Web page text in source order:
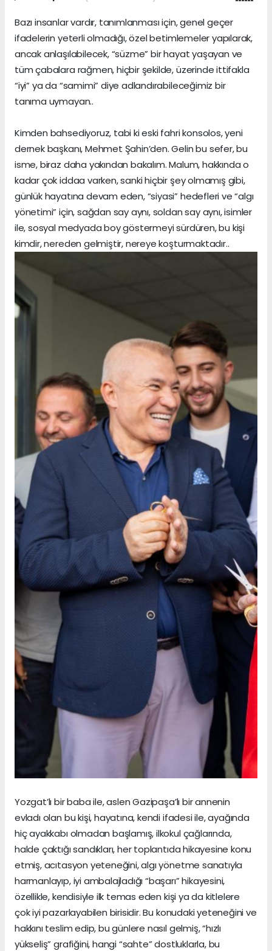
Bazı insanlar vardır, tanımlanması için, genel geçer
ifadelerin yeterli olmadığı, özel betimlemeler yapılarak,
ancak anlaşılabilecek, “süzme” bir hayat yaşayan ve
tüm çabalara rağmen, hiçbir şekilde, üzerinde ittifakla
“iyi” ya da “samimi” diye adlandırabileceğimiz bir
tanıma uymayan..
Kimden bahsediyoruz, tabi ki eski fahri konsolos, yeni
dernek başkanı, Mehmet Şahin’den. Gelin bu sefer, bu
isme, biraz daha yakından bakalım. Malum, hakkında o
kadar çok iddaa varken, sanki hiçbir şey olmamış gibi,
günlük hayatına devam eden, “siyasi” hedefleri ve “algı
yönetimi” için, sağdan say aynı, soldan say aynı, isimler
ile, sosyal medyada boy göstermeyi sürdüren, bu kişi
kimdir, nereden gelmiştir, nereye koşturmaktadır..
Yozgat’lı bir baba ile, aslen Gazipaşa’lı bir annenin
evladı olan bu kişi, hayatına, kendi ifadesi ile, ayağında
hiç ayakkabı olmadan başlamış, ilkokul çağlarında,
halde çaktığı sandıkları, her toplantıda hikayesine konu
etmiş, acıtasyon yeteneğini, algı yönetme sanatıyla
harmanlayıp, iyi ambalajladığı “başarı” hikayesini,
özellikle, kendisiyle ilk temas eden kişi ya da kitlelere
çok iyi pazarlayabilen birisidir. Bu konudaki yeteneğini ve
hakkını teslim edip, bu günlere nasıl gelmiş, “hızlı
yükseliş” grafiğini, hangi “sahte” dostluklarla, bu